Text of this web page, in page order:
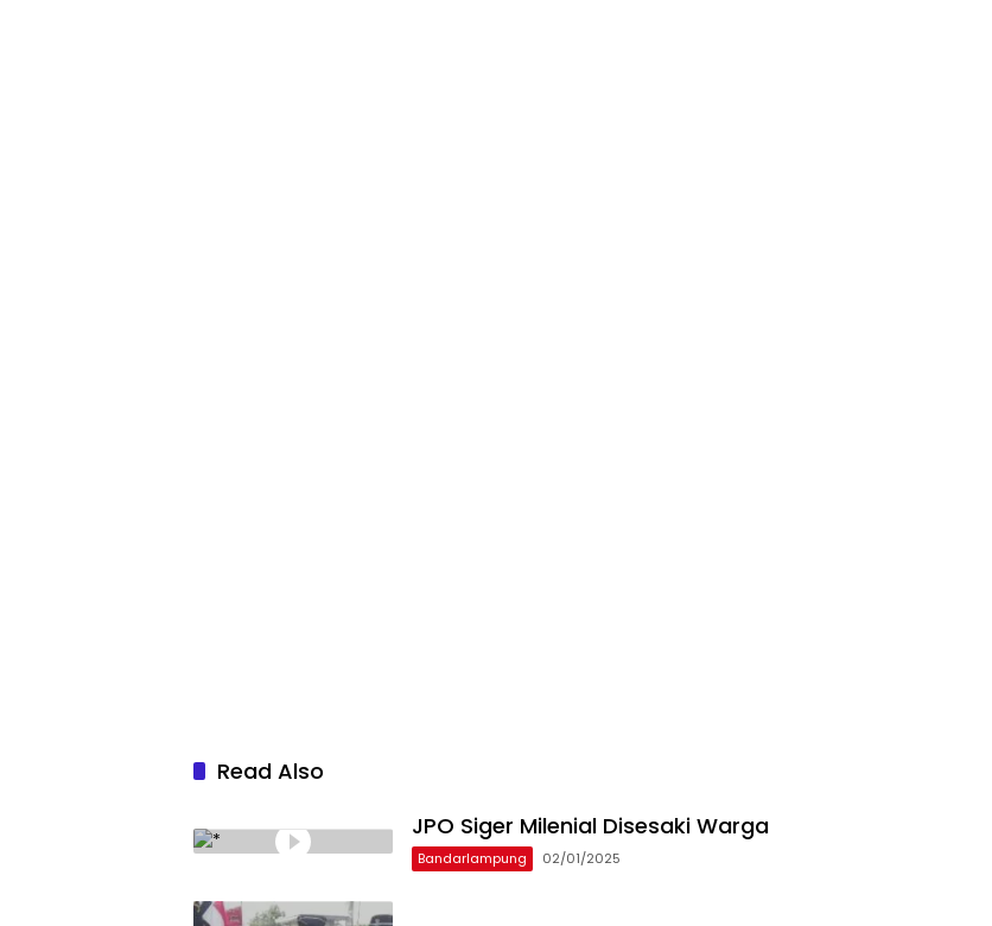
Read Also
JPO Siger Milenial Disesaki Warga
Bandarlampung 02/01/2025